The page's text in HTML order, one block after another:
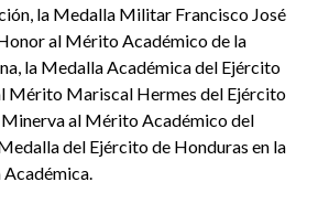
la Medalla Militar Francisco José
al Mérito Académico de la
la Medalla Académica del Ejército
Mérito Mariscal Hermes del Ejército
al Mérito Académico del
del Ejército de Honduras en la